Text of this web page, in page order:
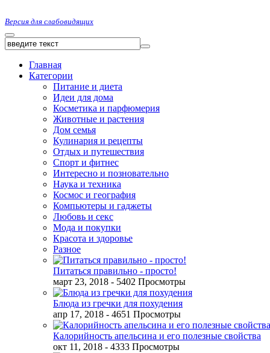
Версия для слабовидящих
Главная
Категории
Питание и диета
Идеи для дома
Косметика и парфюмерия
Животные и растения
Дом семья
Кулинария и рецепты
Отдых и путешествия
Спорт и фитнес
Интересно и позновательно
Наука и техника
Космос и география
Компьютеры и гаджеты
Любовь и секс
Мода и покупки
Красота и здоровье
Разное
Питаться правильно - просто!
март 23, 2018 - 5402 Просмотры
Блюда из гречки для похудения
апр 17, 2018 - 4651 Просмотры
Калорийность апельсина и его полезные свойства
окт 11, 2018 - 4333 Просмотры